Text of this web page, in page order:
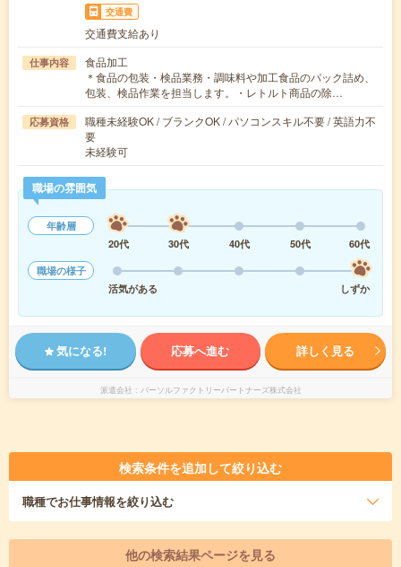
交通費
交通費支給あり
仕事内容
食品加工
＊食品の包装・検品業務・調味料や加工食品のパック詰め、
包装、検品作業を担当します。・レトルト商品の除…
応募資格
職種未経験OK / ブランクOK / パソコンスキル不要 / 英語力不
要
未経験可
職場の雰囲気
年齢層
20代
30代 40代 50代
60代
職場の様子
活気がある
しずか
気になる! 応募へ進む 詳しく見る
派遣会社 パーソルファクトリーパートナーズ株式会社
検索条件を追加して絞り込む
職種でお仕事情報を絞り込む
他の検索結果ページを見る